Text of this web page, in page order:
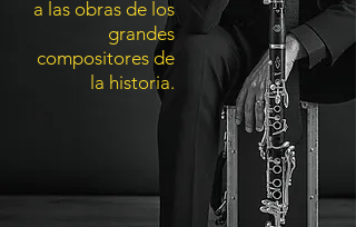
a las obras de los
grandes
compositores de
la historia.